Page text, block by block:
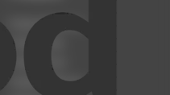
Podcast-Beratung
Podcast-Jobs
Podcast-Push
Podcast-Werbung